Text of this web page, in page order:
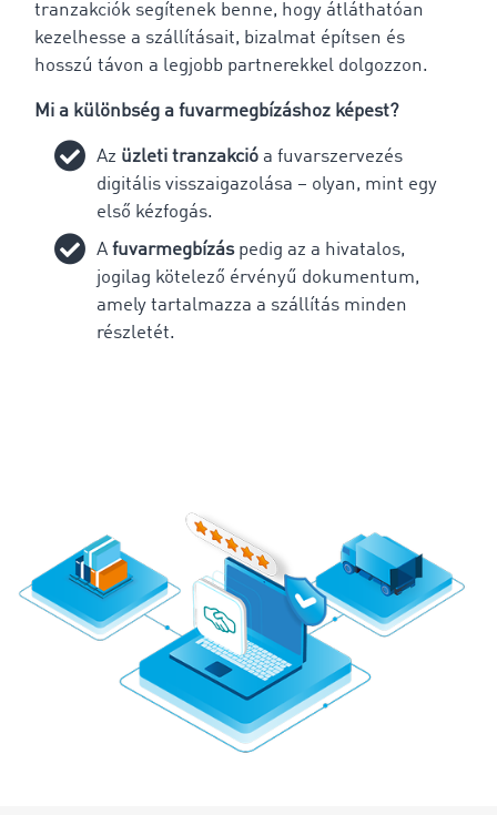
tranzakciók segítenek benne, hogy átláthatóan
kezelhesse a szállításait, bizalmat építsen és
hosszú távon a legjobb partnerekkel dolgozzon.
Mi a különbség a fuvarmegbízáshoz képest?
Az üzleti tranzakció a fuvarszervezés
digitális visszaigazolása – olyan, mint egy
első kézfogás.
A fuvarmegbízáspedig az a hivatalos,
jogilag kötelező érvényű dokumentum,
amely tartalmazza a szállítás minden
részletét.